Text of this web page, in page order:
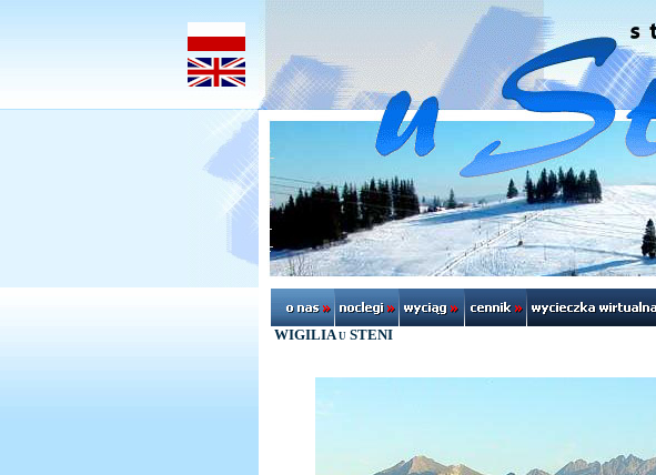
WIGILIA u STENI